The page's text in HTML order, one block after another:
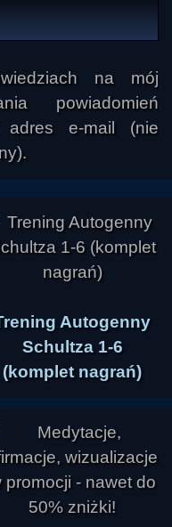
na mój
powiadomień
adres e-mail (nie
Autogenny
Schultza 1-6
(komplet nagrań)